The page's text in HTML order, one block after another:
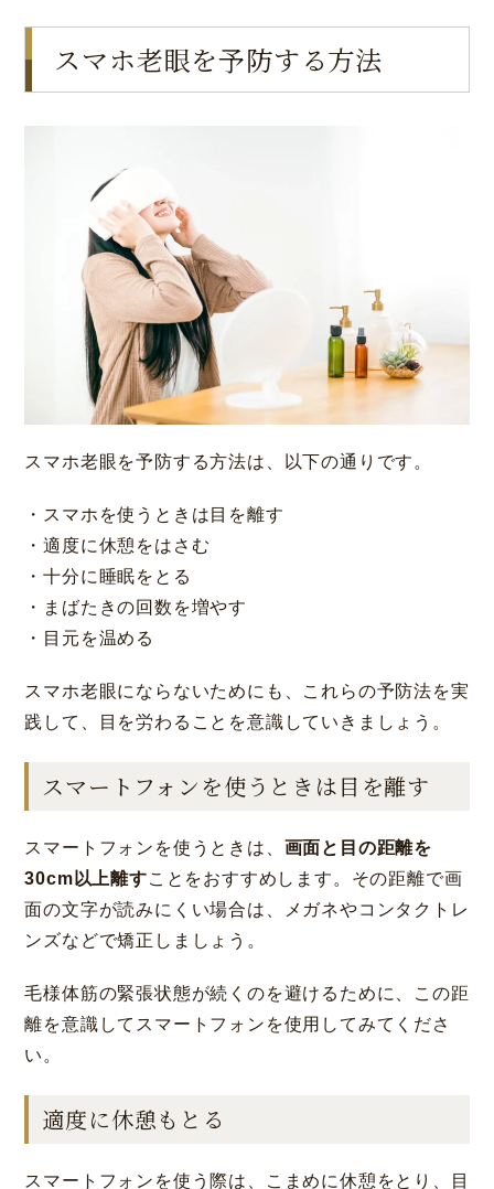
スマホ老眼を予防する方法
スマホ老眼を予防する方法は、以下の通りです。
・スマホを使うときは目を離す
・適度に休憩をはさむ
・十分に睡眠をとる
・まばたきの回数を増やす
・目元を温める
スマホ老眼にならないためにも、これらの予防法を実
践して、目を労わることを意識していきましょう。
スマートフォンを使うときは目を離す
スマートフォンを使うときは、 画面と目の距離を
30cm以上離すことをおすすめします。その距離で画
面の文字が読みにくい場合は、メガネやコンタクトレ
ンズなどで矯正しましょう。
毛様体筋の緊張状態が続くのを避けるために、この距
離を意識してスマートフォンを使用してみてくださ
い。
適度に休憩もとる
スマートフォンを使う際は、こまめに休憩をとり、目